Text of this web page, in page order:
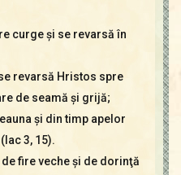
curge şi se revarsă în
revarsă Hristos spre
de seamă şi grijă;
şi din timp apelor
3, 15).
fire veche şi de dorinţă